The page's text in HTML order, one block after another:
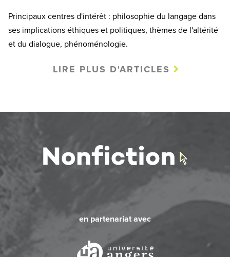
Principaux centres d'intérêt : philosophie du langage dans
ses implications éthiques et politiques, thèmes de l'altérité
et du dialogue, phénoménologie.
LIRE PLUS D'ARTICLES
en partenariat avec